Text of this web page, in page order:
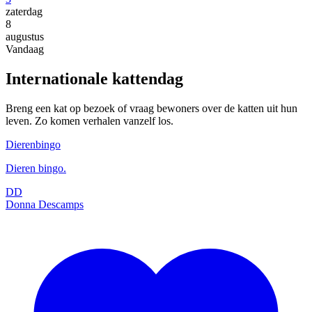
zaterdag
8
augustus
Vandaag
Internationale kattendag
Breng een kat op bezoek of vraag bewoners over de katten uit hun
leven. Zo komen verhalen vanzelf los.
Dierenbingo
Dieren bingo.
DD
Donna Descamps